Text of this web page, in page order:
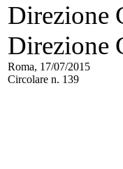
Direzione
Direzione
Roma, 17/07/2015
Circolare n. 139